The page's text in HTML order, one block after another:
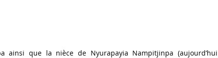
ainsi que la nièce de Nyurapayia Nampitjinpa (aujourd’hui